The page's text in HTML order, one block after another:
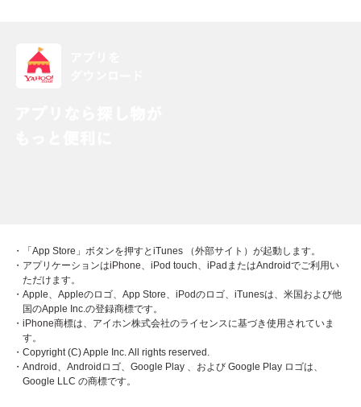
・「App Store」ボタンを押すとiTunes （外部サイト）が起動します。
・アプリケーションはiPhone、iPod touch、iPadまたはAndroidでご利用い
ただけます。
・Apple、Appleのロゴ、App Store、iPodのロゴ、iTunesは、米国および他
国のApple Inc.の登録商標です。
・iPhone商標は、アイホン株式会社のライセンスに基づき使用されていま
す。
・Copyright (C) Apple Inc. All rights reserved.
・Android、Androidロゴ、Google Play 、および Google Play ロゴは、
Google LLC の商標です。